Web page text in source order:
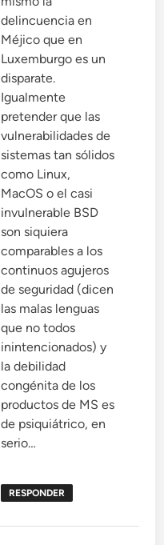
delincuencia en
Méjico que en
Luxemburgo es un
disparate.
Igualmente
pretender que las
vulnerabilidades de
sistemas tan sólidos
como Linux,
MacOS o el casi
invulnerable BSD
son siquiera
comparables a los
continuos agujeros
de seguridad (dicen
las malas lenguas
que no todos
inintencionados) y
la debilidad
congénita de los
productos de MS es
de psiquiátrico, en
serio…
RESPONDER